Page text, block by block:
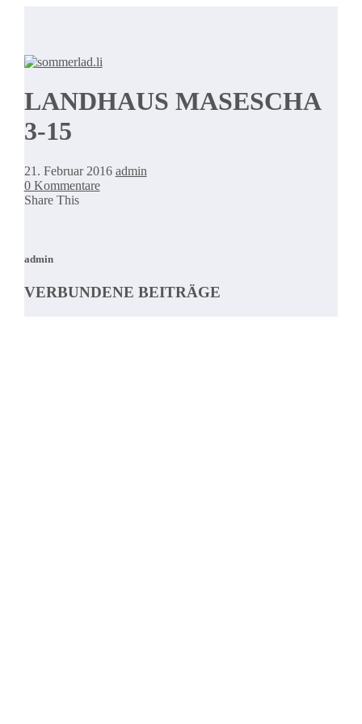
LANDHAUS MASESCHA
3-15
21. Februar 2016 admin
0 Kommentare
Share This
admin
VERBUNDENE BEITRÄGE